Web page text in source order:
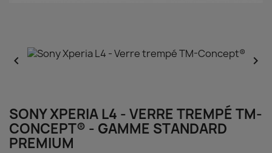
 
SONY XPERIA L4 - VERRE TREMPÉ TM-
CONCEPT® - GAMME STANDARD
PREMIUM